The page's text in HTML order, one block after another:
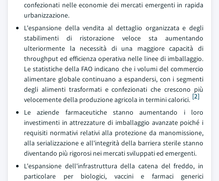
confezionati nelle economie dei mercati emergenti in rapida
urbanizzazione.
L'espansione della vendita al dettaglio organizzata e degli
stabilimenti di ristorazione veloce sta aumentando
ulteriormente la necessità di una maggiore capacità di
throughput ed efficienza operativa nelle linee di imballaggio.
Le statistiche della FAO indicano che i volumi del commercio
alimentare globale continuano a espandersi, con i segmenti
degli alimenti trasformati e confezionati che crescono più
velocemente della produzione agricola in termini calorici. [2]
Le aziende farmaceutiche stanno aumentando i loro
investimenti in attrezzature di imballaggio avanzate poiché i
requisiti normativi relativi alla protezione da manomissione,
alla serializzazione e all'integrità della barriera sterile stanno
diventando più rigorosi nei mercati sviluppati ed emergenti.
L'espansione dell'infrastruttura della catena del freddo, in
particolare per biologici, vaccini e farmaci generici